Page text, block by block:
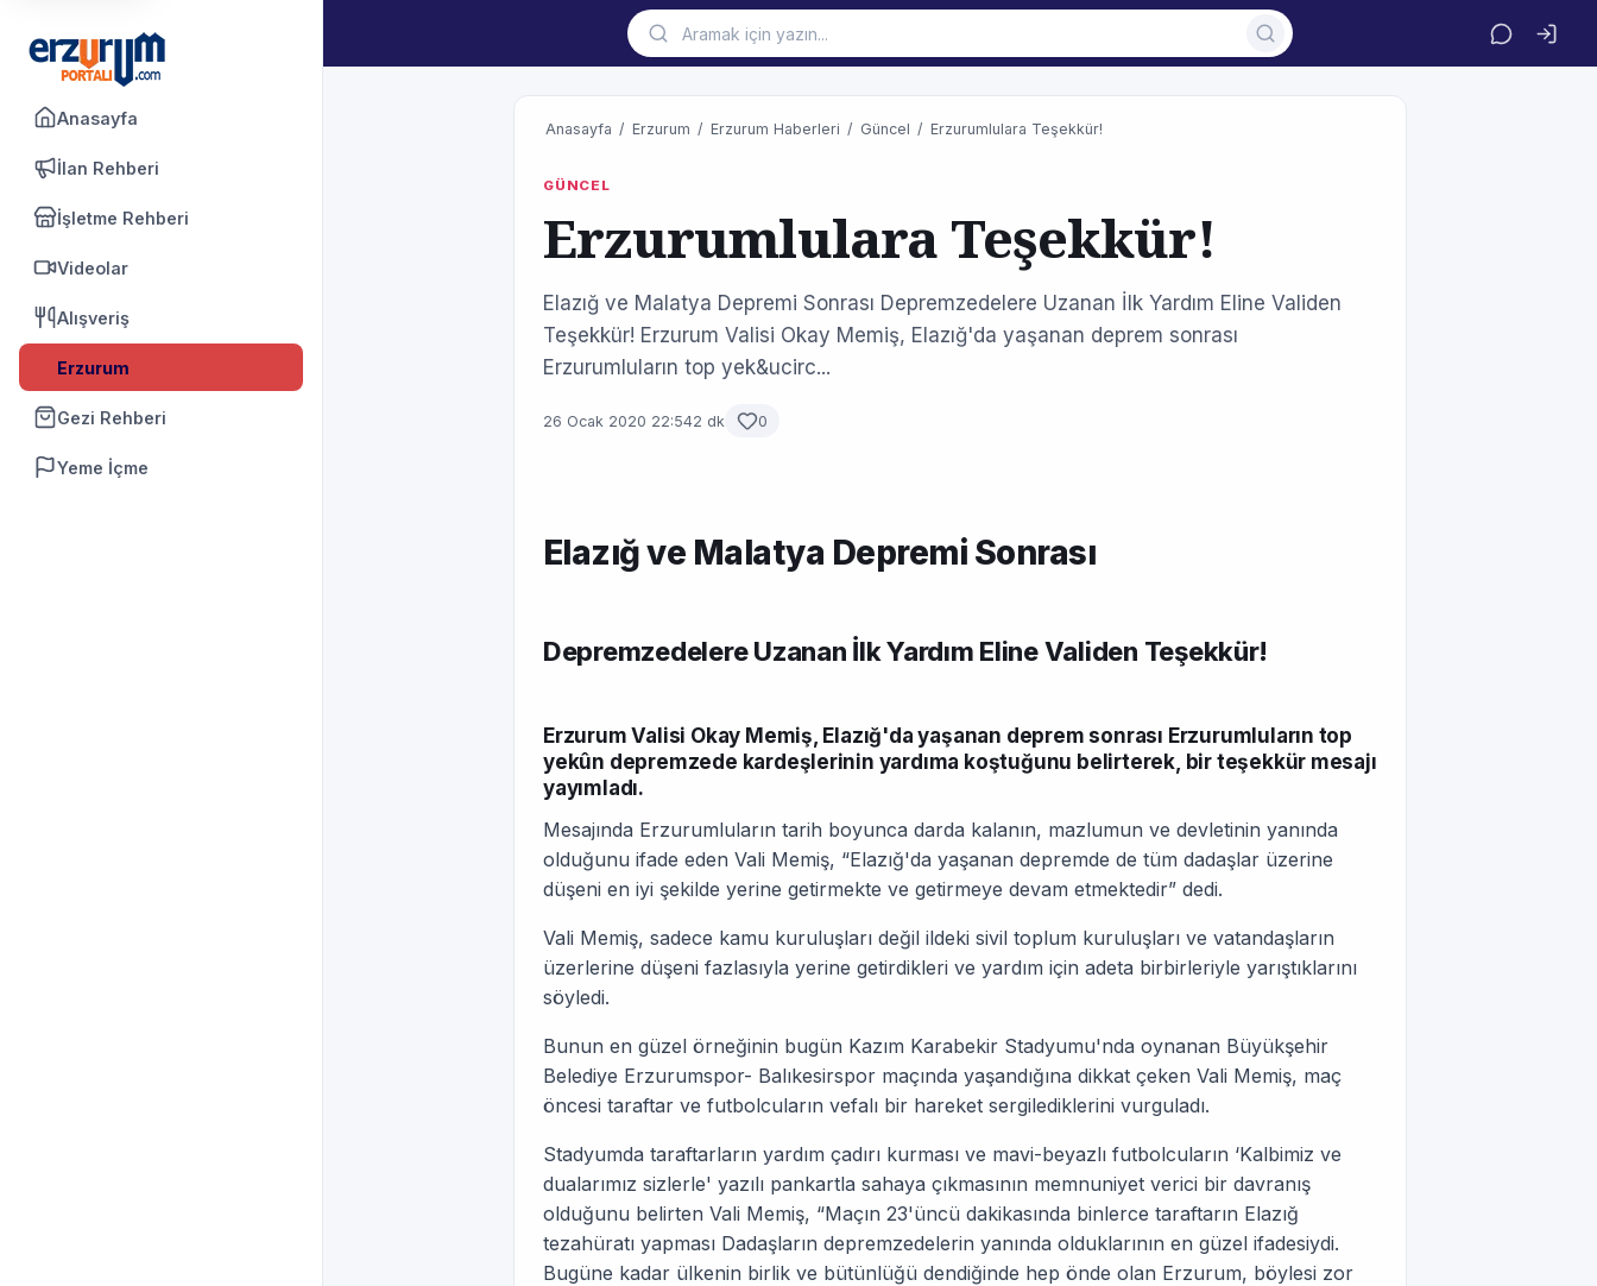
Anasayfa
İlan Rehberi
İşletme Rehberi
Videolar
Alışveriş
Erzurum
Gezi Rehberi
Yeme İçme
Anasayfa / Erzurum / Erzurum Haberleri / Güncel / Erzurumlulara Teşekkür!
GÜNCEL
Erzurumlulara Teşekkür!
Elazığ ve Malatya Depremi Sonrası Depremzedelere Uzanan İlk Yardım Eline Validen
Teşekkür! Erzurum Valisi Okay Memiş, Elazığ'da yaşanan deprem sonrası
Erzurumluların top yek&ucirc...
26 Ocak 2020 22:542 dk 0
Elazığ ve Malatya Depremi Sonrası
Depremzedelere Uzanan İlk Yardım Eline Validen Teşekkür!
Erzurum Valisi Okay Memiş, Elazığ'da yaşanan deprem sonrası Erzurumluların top
yekûn depremzede kardeşlerinin yardıma koştuğunu belirterek, bir teşekkür mesajı
yayımladı.
Mesajında Erzurumluların tarih boyunca darda kalanın, mazlumun ve devletinin yanında
olduğunu ifade eden Vali Memiş, “Elazığ'da yaşanan depremde de tüm dadaşlar üzerine
düşeni en iyi şekilde yerine getirmekte ve getirmeye devam etmektedir” dedi.
Vali Memiş, sadece kamu kuruluşları değil ildeki sivil toplum kuruluşları ve vatandaşların
üzerlerine düşeni fazlasıyla yerine getirdikleri ve yardım için adeta birbirleriyle yarıştıklarını
söyledi.
Bunun en güzel örneğinin bugün Kazım Karabekir Stadyumu'nda oynanan Büyükşehir
Belediye Erzurumspor- Balıkesirspor maçında yaşandığına dikkat çeken Vali Memiş, maç
öncesi taraftar ve futbolcuların vefalı bir hareket sergilediklerini vurguladı.
Stadyumda taraftarların yardım çadırı kurması ve mavi-beyazlı futbolcuların ‘Kalbimiz ve
dualarımız sizlerle' yazılı pankartla sahaya çıkmasının memnuniyet verici bir davranış
olduğunu belirten Vali Memiş, “Maçın 23'üncü dakikasında binlerce taraftarın Elazığ
tezahüratı yapması Dadaşların depremzedelerin yanında olduklarının en güzel ifadesiydi.
Bugüne kadar ülkenin birlik ve bütünlüğü dendiğinde hep önde olan Erzurum, böylesi zor